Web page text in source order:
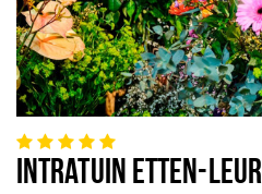
INTRATUIN ETTEN-LEUR